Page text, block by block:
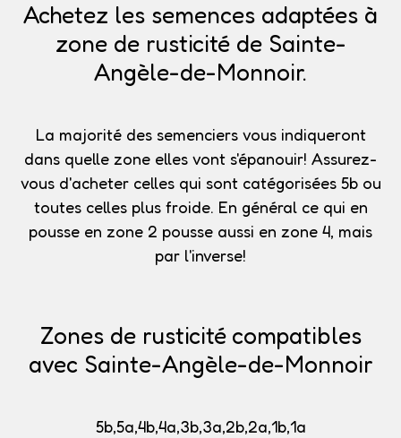
Achetez les semences adaptées à
zone de rusticité de Sainte-
Angèle-de-Monnoir.
La majorité des semenciers vous indiqueront
dans quelle zone elles vont s'épanouir! Assurez-
vous d'acheter celles qui sont catégorisées 5bou
toutes celles plus froide. En général ce qui en
pousse en zone 2 pousse aussi en zone 4, mais
par l'inverse!
Zones de rusticité compatibles
avec Sainte-Angèle-de-Monnoir
5b,5a,4b,4a,3b,3a,2b,2a,1b,1a